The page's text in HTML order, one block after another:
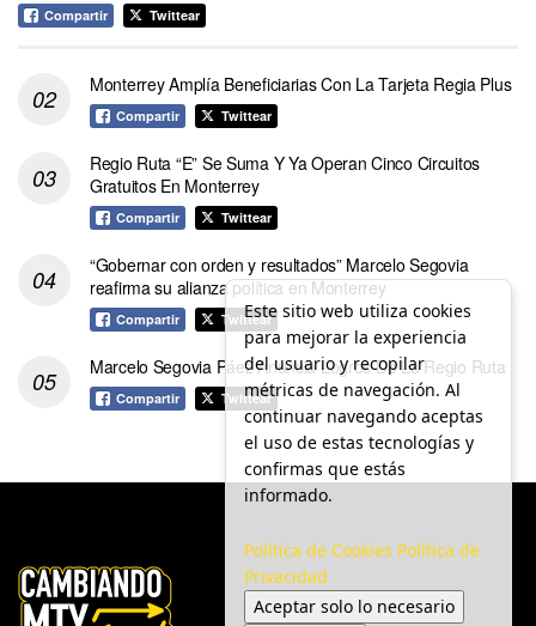
Compartir Twittear
Monterrey Amplía Beneficiarias Con La Tarjeta Regia Plus
Compartir Twittear
Regio Ruta “E” Se Suma Y Ya Operan Cinco Circuitos
Gratuitos En Monterrey
Compartir Twittear
“Gobernar con orden y resultados” Marcelo Segovia
reafirma su alianza política en Monterrey
Compartir Twittear
Marcelo Segovia Páez Anuncia Logros De La Regio Ruta
Compartir Twittear
Este sitio web utiliza cookies
para mejorar la experiencia
del usuario y recopilar
métricas de navegación. Al
continuar navegando aceptas
el uso de estas tecnologías y
confirmas que estás
informado.
Política de Cookies Política de
Privacidad
Aceptar solo lo necesario